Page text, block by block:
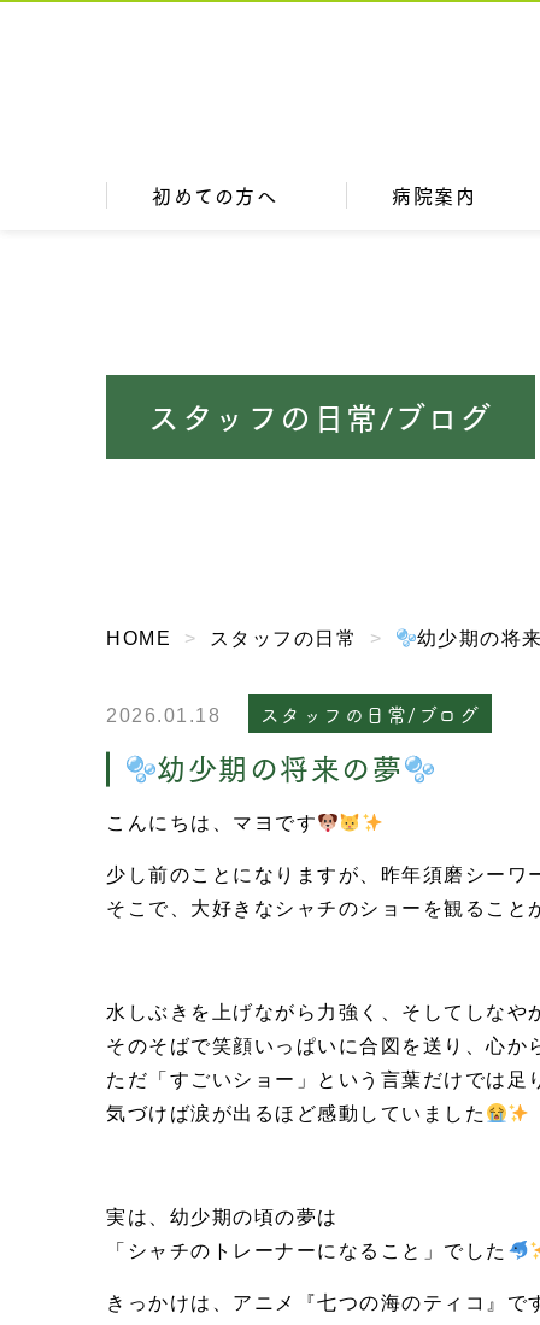
初めての方へ 病院案内
スタッフの日常/ブログ
HOME スタッフの日常 幼少期の将
2026.01.18 スタッフの日常/ブログ
幼少期の将来の夢
こんにちは、マヨです
少し前のことになりますが、昨年須磨シーワ
そこで、大好きなシャチのショーを観ること
水しぶきを上げながら力強く、そしてしなや
そのそばで笑顔いっぱいに合図を送り、心
ただ「すごいショー」という言葉だけでは
気づけば涙が出るほど感動していました
実は、幼少期の頃の夢は
「シャチのトレーナーになること」でした
きっかけは、アニメ『七つの海のティコ』で